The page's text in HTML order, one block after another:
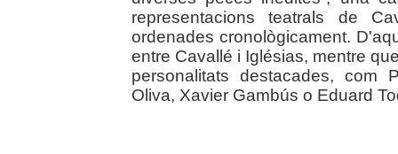
representacions teatrals de
ordenades cronològicament.
entre Cavallé i Iglésias, mentre
personalitats destacades, com
Oliva, Xavier Gambús o Eduard